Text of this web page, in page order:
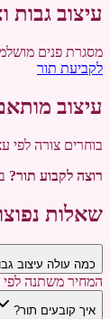
עיצוב
מסגרת פנים
לקביעת תור
עיצוב
בוחרים צורה
רוצה לקבוע תור?
שאלות
כמה עולה עיצוב
המחיר משתנה לפי
איך קובעים תור?